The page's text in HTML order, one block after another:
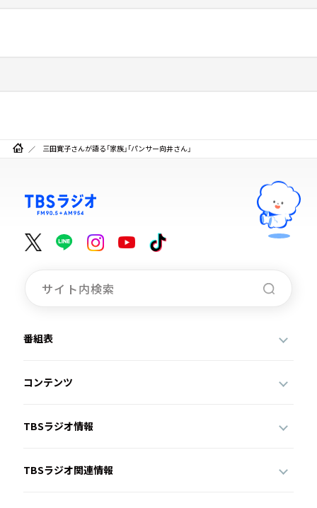
三田寛子さんが語る「家族」「パンサー向井さん」
番組表
コンテンツ
TBSラジオ情報
TBSラジオ関連情報